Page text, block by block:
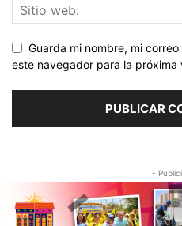
Guarda mi nombre, mi
este navegador para la próxima
-